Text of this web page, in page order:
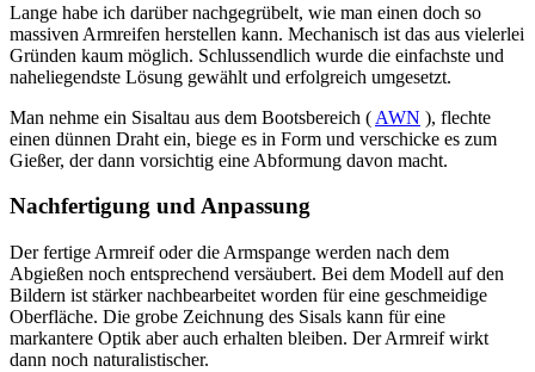
Lange habe ich darüber nachgegrübelt, wie man einen doch so
massiven Armreifen herstellen kann. Mechanisch ist das aus vielerlei
Gründen kaum möglich. Schlussendlich wurde die einfachste und
naheliegendste Lösung gewählt und erfolgreich umgesetzt.
Man nehme ein Sisaltau aus dem Bootsbereich ( AWN ), flechte
einen dünnen Draht ein, biege es in Form und verschicke es zum
Gießer, der dann vorsichtig eine Abformung davon macht.
Nachfertigung und Anpassung
Der fertige Armreif oder die Armspange werden nach dem
Abgießen noch entsprechend versäubert. Bei dem Modell auf den
Bildern ist stärker nachbearbeitet worden für eine geschmeidige
Oberfläche. Die grobe Zeichnung des Sisals kann für eine
markantere Optik aber auch erhalten bleiben. Der Armreif wirkt
dann noch naturalistischer.